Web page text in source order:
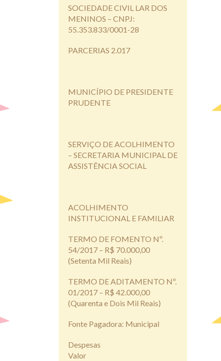
SOCIEDADE CIVIL LAR DOS
MENINOS – CNPJ:
55.353.833/0001-28
PARCERIAS 2.017
MUNICÍPIO DE PRESIDENTE
PRUDENTE
SERVIÇO DE ACOLHIMENTO
– SECRETARIA MUNICIPAL DE
ASSISTÊNCIA SOCIAL
ACOLHIMENTO
INSTITUCIONAL E FAMILIAR
TERMO DE FOMENTO Nº.
54/2017 – R$ 70.000,00
(Setenta Mil Reais)
TERMO DE ADITAMENTO Nº.
01/2017 – R$ 42.000,00
(Quarenta e Dois Mil Reais)
Fonte Pagadora: Municipal
Despesas
Valor